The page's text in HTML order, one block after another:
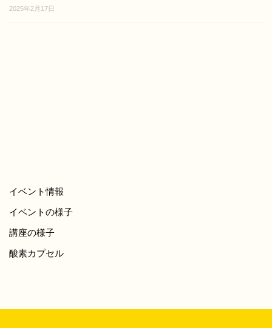
2025年2月17日
イベント情報
イベントの様子
講座の様子
酸素カプセル